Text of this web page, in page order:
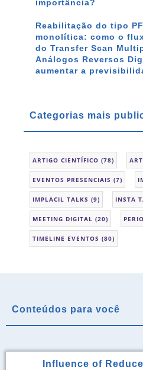
importância?
Reabilitação do tipo
monolítica: como o
do Transfer Scan
Análogos Reversos
aumentar a
Categorias mais
ARTIGO CIENTÍFICO (78)
EVENTOS PRESENCIAIS (7)
IMPLACIL TALKS (9) INSTA
MEETING DIGITAL (20)
TIMELINE EVENTOS (80)
Conteúdos para você
Influence of